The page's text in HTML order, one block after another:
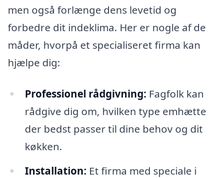
men også forlænge dens levetid og
forbedre dit indeklima. Her er nogle af de
måder, hvorpå et specialiseret firma kan
hjælpe dig:
Professionel rådgivning: Fagfolk kan
rådgive dig om, hvilken type emhætte
der bedst passer til dine behov og dit
køkken.
Installation: Et firma med speciale i